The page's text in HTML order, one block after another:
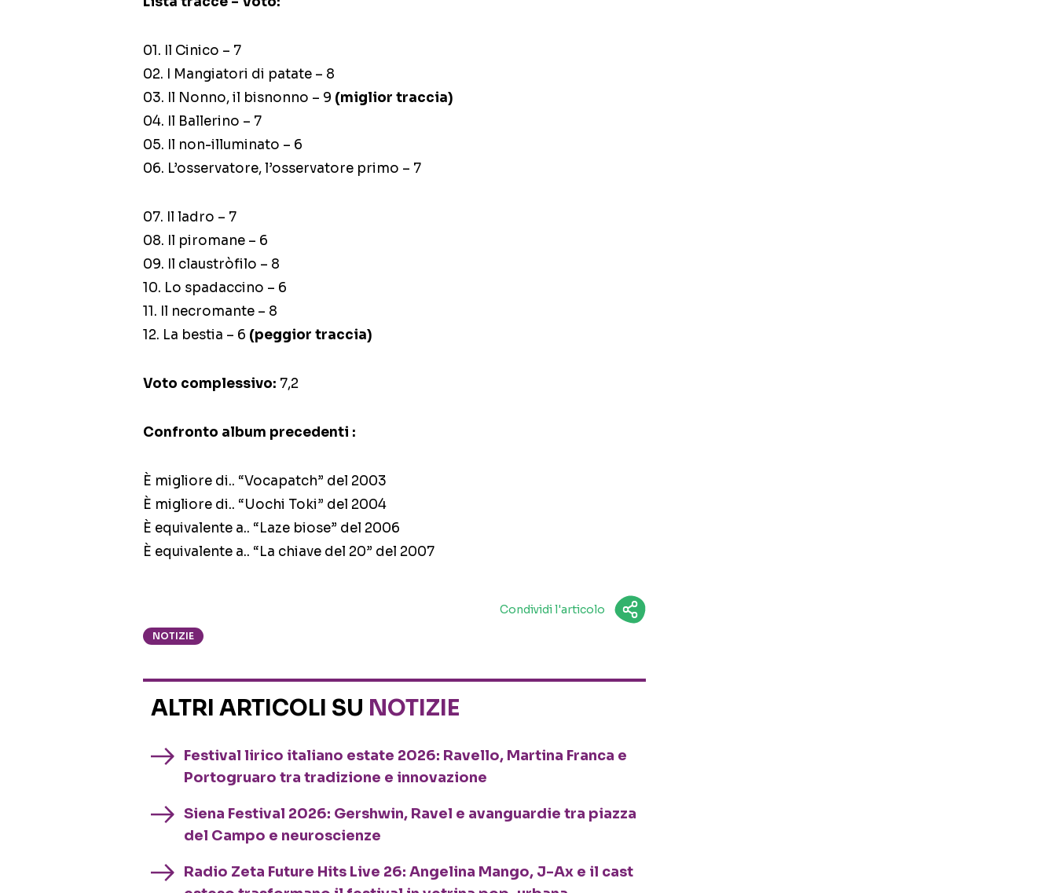
01. Il Cinico – 7
02. I Mangiatori di patate – 8
03. Il Nonno, il bisnonno – 9 (miglior traccia)
04. Il Ballerino – 7
05. Il non-illuminato – 6
06. L’osservatore, l’osservatore primo – 7
07. Il ladro – 7
08. Il piromane – 6
09. Il claustròfilo – 8
10. Lo spadaccino – 6
11. Il necromante – 8
12. La bestia – 6 (peggior traccia)
Voto complessivo: 7,2
Confronto album precedenti :
È migliore di.. “Vocapatch” del 2003
È migliore di.. “Uochi Toki” del 2004
È equivalente a.. “Laze biose” del 2006
È equivalente a.. “La chiave del 20” del 2007
Condividi l'articolo
NOTIZIE
ALTRI ARTICOLI SU NOTIZIE
Festival lirico italiano estate 2026: Ravello, Martina Franca e
Portogruaro tra tradizione e innovazione
Siena Festival 2026: Gershwin, Ravel e avanguardie tra piazza
del Campo e neuroscienze
Radio Zeta Future Hits Live 26: Angelina Mango, J-Ax e il cast